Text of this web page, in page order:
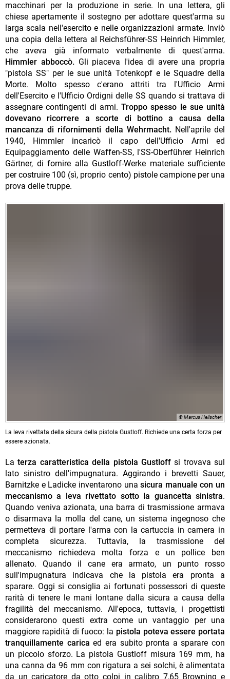
macchinari per la produzione in serie. In una lettera, gli
chiese apertamente il sostegno per adottare quest'arma su
larga scala nell'esercito e nelle organizzazioni armate. Inviò
una copia della lettera al Reichsführer-SS Heinrich Himmler,
che aveva già informato verbalmente di quest'arma.
Himmler abboccò.Gli piaceva l'idea di avere una propria
"pistola SS" per le sue unità Totenkopf e le Squadre della
Morte. Molto spesso c'erano attriti tra l'Ufficio Armi
dell'Esercito e l'Ufficio Ordigni delle SS quando si trattava di
assegnare contingenti di armi. Troppo spesso le sue unità
dovevano ricorrere a scorte di bottino a causa della
mancanza di rifornimenti della Wehrmacht.Nell'aprile del
1940, Himmler incaricò il capo dell'Ufficio Armi ed
Equipaggiamento delle Waffen-SS, l'SS-Oberführer Heinrich
Gärtner, di fornire alla Gustloff-Werke materiale sufficiente
per costruire 100 (sì, proprio cento) pistole campione per una
prova delle truppe.
© Marcus Heilscher
La leva rivettata della sicura della pistola Gustloff. Richiede una certa forza per
essere azionata.
Laterza caratteristica della pistola Gustloffsi trovava sul
lato sinistro dell'impugnatura. Aggirando i brevetti Sauer,
Barnitzke e Ladicke inventarono unasicura manuale con un
meccanismo a leva rivettato sotto la guancetta sinistra.
Quando veniva azionata, una barra di trasmissione armava
o disarmava la molla del cane, un sistema ingegnoso che
permetteva di portare l'arma con la cartuccia in camera in
completa sicurezza. Tuttavia, la trasmissione del
meccanismo richiedeva molta forza e un pollice ben
allenato. Quando il cane era armato, un punto rosso
sull'impugnatura indicava che la pistola era pronta a
sparare. Oggi si consiglia ai fortunati possessori di queste
rarità di tenere le mani lontane dalla sicura a causa della
fragilità del meccanismo. All'epoca, tuttavia, i progettisti
considerarono questi extra come un vantaggio per una
maggiore rapidità di fuoco: la pistola poteva essere portata
tranquillamente carica ed era subito pronta a sparare con
un piccolo sforzo. La pistola Gustloff misura 169 mm, ha
una canna da 96 mm con rigatura a sei solchi, è alimentata
da un caricatore da otto colpi in calibro 7,65 Browning e